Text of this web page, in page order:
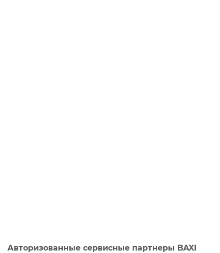
Авторизованные сервисные партнеры BAXI